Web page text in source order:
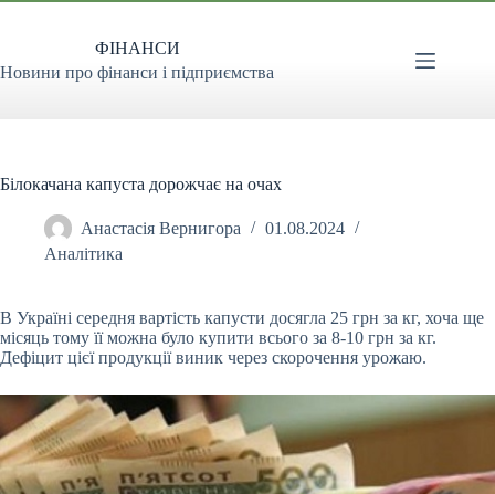
Перейти
ФІНАНСИ
Новини про фінанси і підприємства
Білокачана капуста дорожчає на очах
Анастасія Вернигора
01.08.2024
Аналітика
В Україні середня вартість капусти досягла 25 грн за кг, хоча ще
місяць тому її можна було купити всього за 8-10 грн за кг.
Дефіцит цієї продукції виник через скорочення урожаю.